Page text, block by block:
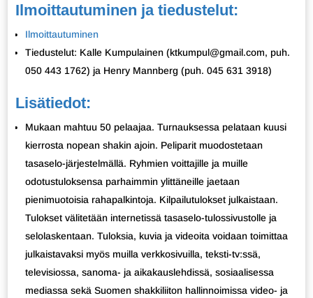
Ilmoittautuminen ja tiedustelut:
Ilmoittautuminen
Tiedustelut: Kalle Kumpulainen (ktkumpul@gmail.com, puh.
050 443 1762) ja Henry Mannberg (puh. 045 631 3918)
Lisätiedot:
Mukaan mahtuu 50 pelaajaa. Turnauksessa pelataan kuusi
kierrosta nopean shakin ajoin. Peliparit muodostetaan
tasaselo-järjestelmällä. Ryhmien voittajille ja muille
odotustuloksensa parhaimmin ylittäneille jaetaan
pienimuotoisia rahapalkintoja. Kilpailutulokset julkaistaan.
Tulokset välitetään internetissä tasaselo-tulossivustolle ja
selolaskentaan. Tuloksia, kuvia ja videoita voidaan toimittaa
julkaistavaksi myös muilla verkkosivuilla, teksti-tv:ssä,
televisiossa, sanoma- ja aikakauslehdissä, sosiaalisessa
mediassa sekä Suomen shakkiliiton hallinnoimissa video- ja